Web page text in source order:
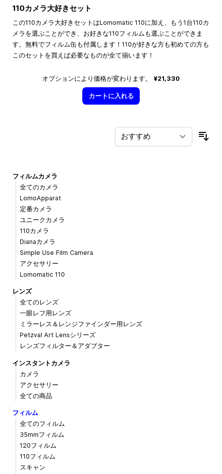
110カメラ大好きセット
この110カメラ大好きセットはLomomatic 110に加え、もう1台110カ
メラを選ぶことができ、お好きな110フィルムも選ぶことができま
す。無料でフィルム缶も付属します！110が好きな方も初めての方も
このセットを買えば必要なものが全て揃います！
オプションにより価格が変わります。 ¥21,330
カートに入れる
フィルムカメラ
全てのカメラ
LomoApparat
定番カメラ
ユニークカメラ
110カメラ
Dianaカメラ
Simple Use Film Camera
アクセサリー
Lomomatic 110
レンズ
全てのレンズ
一眼レフ用レンズ
ミラーレス＆レンジファインダー用レンズ
Petzval Art Lensシリーズ
レンズフィルター＆アダプター
インスタントカメラ
カメラ
アクセサリー
全ての商品
フィルム
全てのフィルム
35mmフィルム
120フィルム
110フィルム
スキャン